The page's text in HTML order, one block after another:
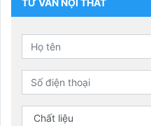
TƯ VẤN NỘI THẤT